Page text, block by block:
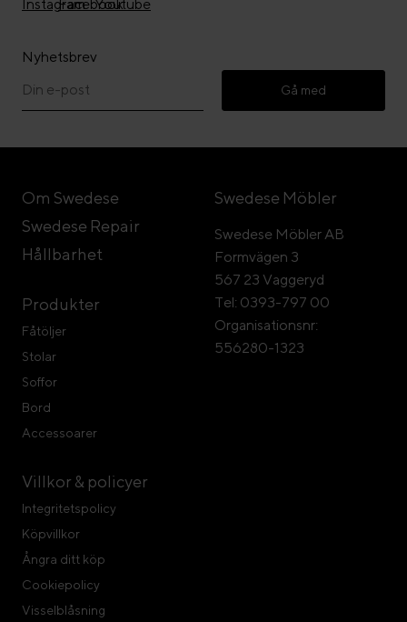
Nyhetsbrev
Gå med
Om Swedese
Swedese Repair
Hållbarhet
Produkter
Fåtöljer
Stolar
Soffor
Bord
Accessoarer
Villkor & policyer
Integritetspolicy
Köpvillkor
Ångra ditt köp
Cookiepolicy
Visselblåsning
Swedese Möbler
Swedese Möbler AB
Formvägen 3
567 23 Vaggeryd
Tel: 0393-797 00
Organisationsnr:
556280-1323